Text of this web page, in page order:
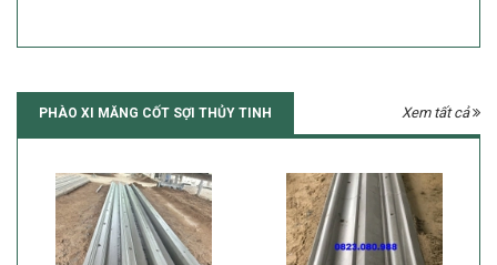
PHÀO XI MĂNG CỐT SỢI THỦY TINH Xem tất cả